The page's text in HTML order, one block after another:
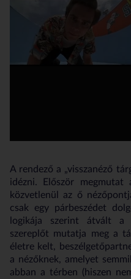
A rendező a „visszanéző
idézni. Először
közvetlenül az ő
csak egy párbeszédet
logikája szerint átvált a
szereplőt mutatja meg a
életre kelt,
a nézőknek, amelyet
abban a térben (hiszen